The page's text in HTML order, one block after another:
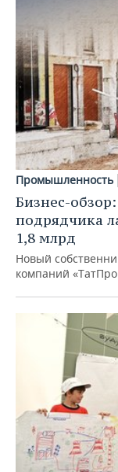
Промышленность
Бизнес-
подрядчика
1,8 млрд
Новый
компаний